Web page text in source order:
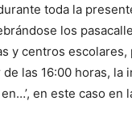
toda la
los
y centros escolares,
las 16:00 horas, la
en este caso en